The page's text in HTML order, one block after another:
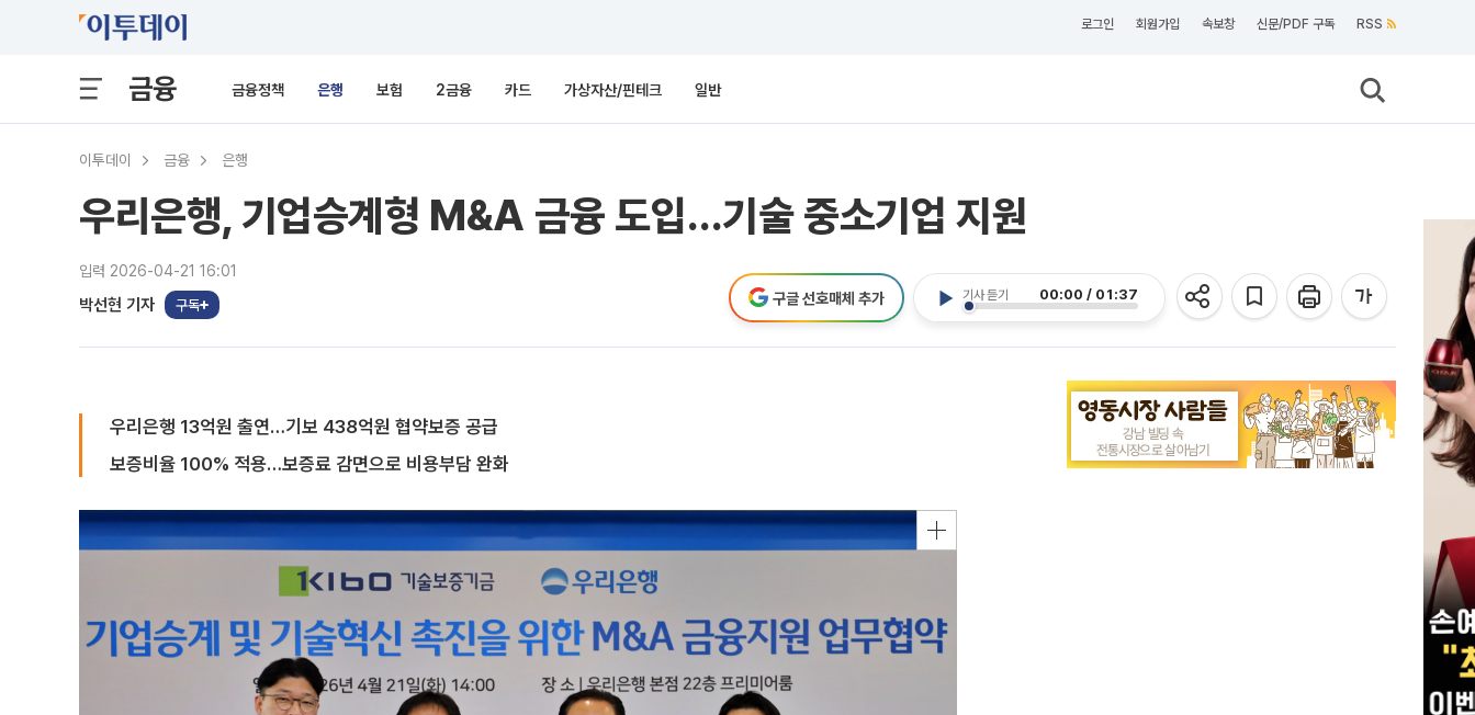
로그인 회원가입 속보창 신문/PDF 구독 RSS
금융 금융정책 은행 보험 2금융 카드 가상자산/핀테크 일반
이투데이 금융 은행
우리은행, 기업승계형 M&A 금융 도입…기술 중소기업 지원
입력 2026-04-21 16:01
박선현 기자 구독
기사 듣기 00:00 / 01:37
구글 선호매체 추가
우리은행 13억원 출연…기보 438억원 협약보증 공급
보증비율 100% 적용…보증료 감면으로 비용부담 완화